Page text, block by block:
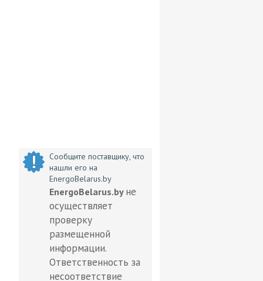
Сообщите поставщику, что
нашли его на
EnergoBelarus.by
EnergoBelarus.by не
осуществляет
проверку
размещенной
информации.
Ответственность за
несоответствие